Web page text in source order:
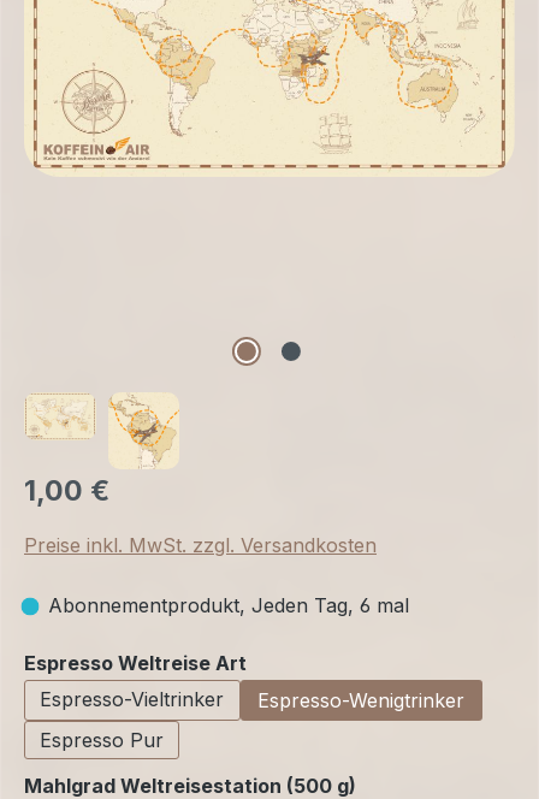
1,00 €
Preise inkl. MwSt. zzgl. Versandkosten
Abonnementprodukt, Jeden Tag, 6 mal
Espresso Weltreise Art
Espresso-Vieltrinker
Espresso-Wenigtrinker
Espresso Pur
Mahlgrad Weltreisestation (500 g)